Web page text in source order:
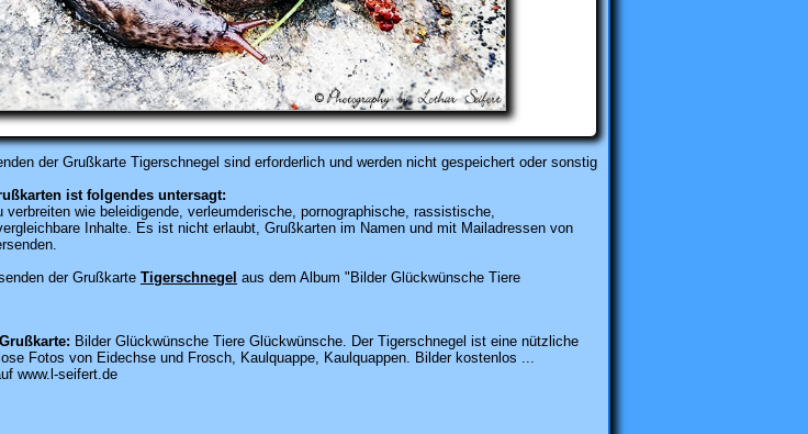
der Grußkarte Tigerschnegel sind erforderlich und werden nicht gespeichert oder sonstig
ist folgendes untersagt:
verbreiten wie beleidigende, verleumderische, pornographische, rassistische,
Inhalte. Es ist nicht erlaubt, Grußkarten im Namen und mit Mailadressen von
der Grußkarte Tigerschnegel aus dem Album "Bilder Glückwünsche Tiere
Bilder Glückwünsche Tiere Glückwünsche. Der Tigerschnegel ist eine nützliche
Fotos von Eidechse und Frosch, Kaulquappe, Kaulquappen. Bilder kostenlos ...
www.l-seifert.de